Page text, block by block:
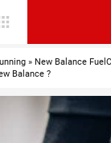
» New Balance
Balance ?